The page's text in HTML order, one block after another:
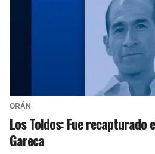
ORÁN
Los Toldos: Fue recapturado
Gareca